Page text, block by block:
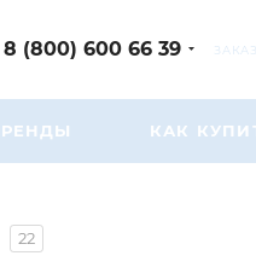
8 (800) 600 66 39
КАК
22